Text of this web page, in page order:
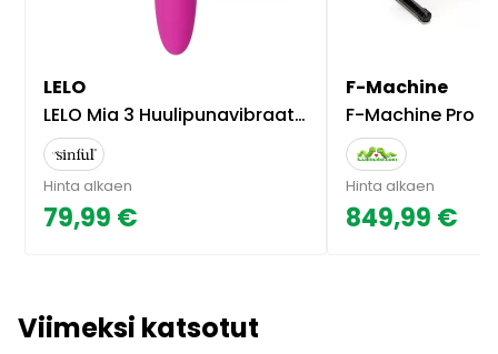
LELO
LELO Mia 3 Huulipunavibraattori - Pinkki
Hinta alkaen
79,99 €
F-Machine
F-Machine Pro
Hinta alkaen
849,99 €
Viimeksi katsotut